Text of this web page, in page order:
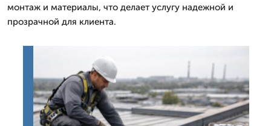
монтаж и материалы, что делает услугу надежной и
прозрачной для клиента.